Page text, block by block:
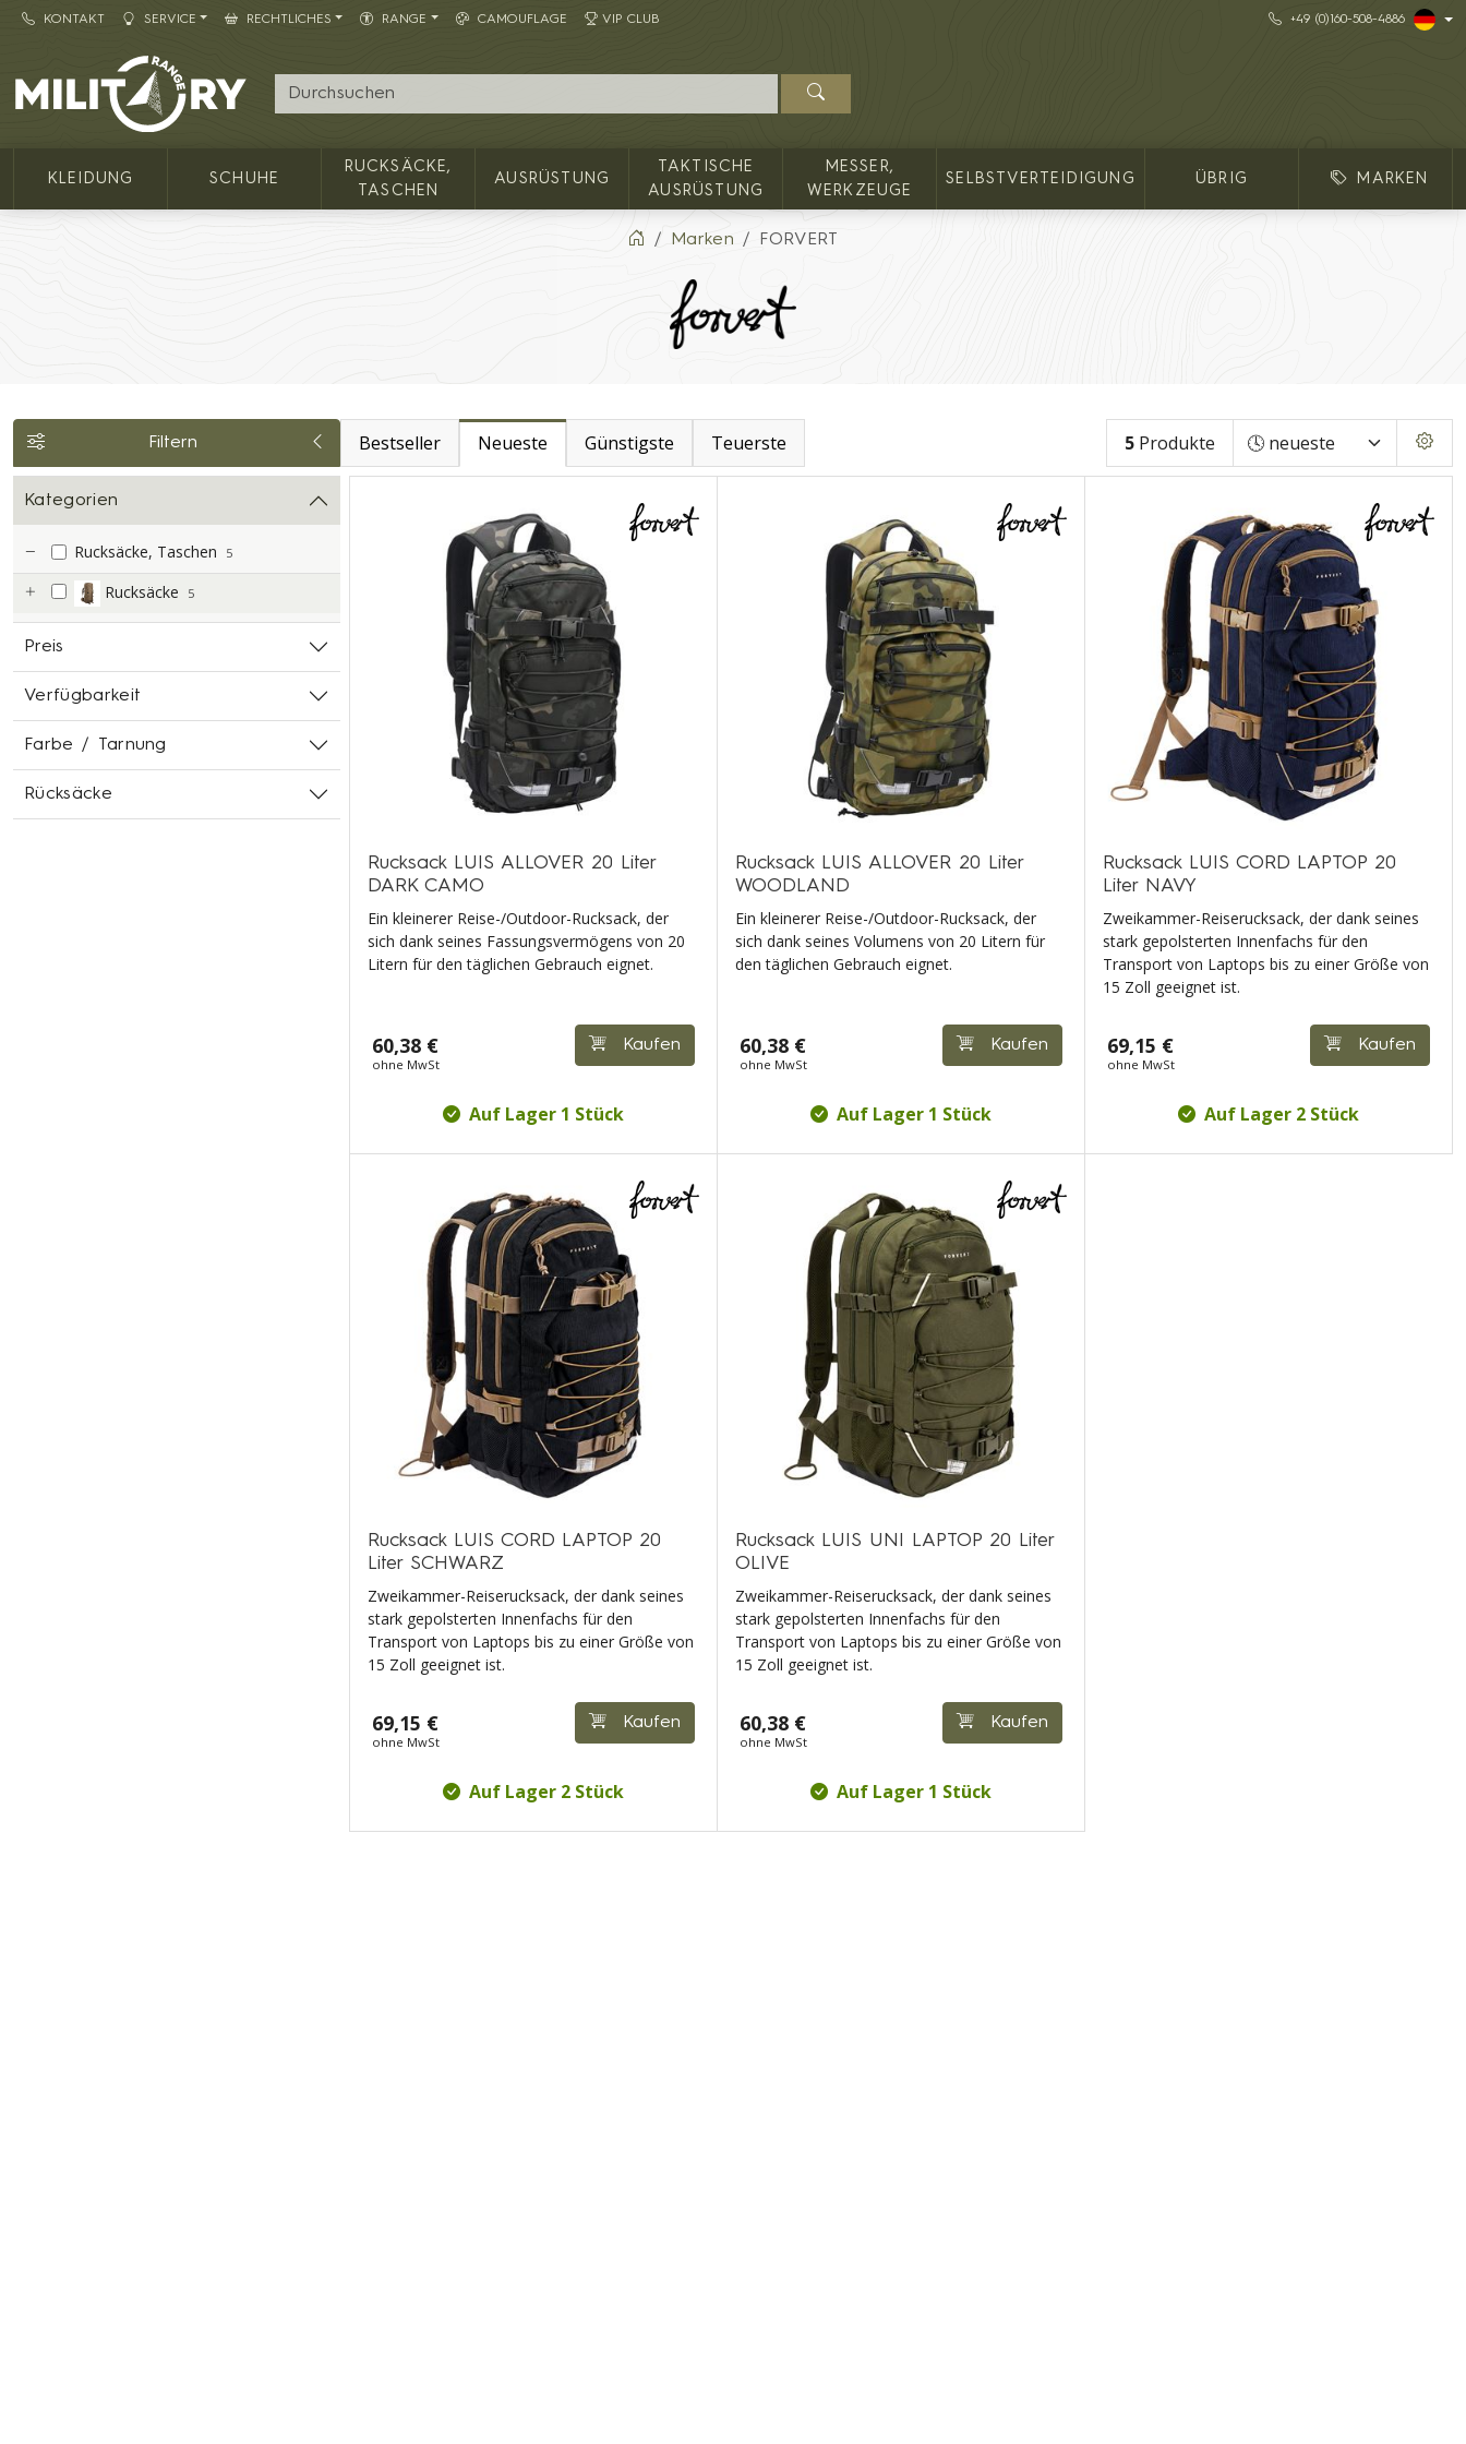
KONTAKT SERVICE RECHTLICHES RANGE CAMOUFLAGE VIP CLUB +49 (0)160-508-4886
Army shop MILITARY RANGE
KLEIDUNG SCHUHE
RUCKSÄCKE,
TASCHEN
AUSRÜSTUNG
TAKTISCHE
AUSRÜSTUNG
MESSER,
WERKZEUGE
SELBSTVERTEIDIGUNG ÜBRIG MARKEN
Marken FORVERT
Filtern Bestseller Neueste Günstigste Teuerste 5 Produkte
Kategorien
Rucksäcke, Taschen 5
Rucksäcke 5
Preis
Verfügbarkeit
Farbe / Tarnung
Rücksäcke
Rucksack LUIS ALLOVER 20 Liter
DARK CAMO
Ein kleinerer Reise-/Outdoor-Rucksack, der
sich dank seines Fassungsvermögens von 20
Litern für den täglichen Gebrauch eignet.
60,38 €
ohne MwSt
Kaufen
Auf Lager 1 Stück
Rucksack LUIS ALLOVER 20 Liter
WOODLAND
Ein kleinerer Reise-/Outdoor-Rucksack, der
sich dank seines Volumens von 20 Litern für
den täglichen Gebrauch eignet.
60,38 €
ohne MwSt
Kaufen
Auf Lager 1 Stück
Rucksack LUIS CORD LAPTOP 20
Liter NAVY
Zweikammer-Reiserucksack, der dank seines
stark gepolsterten Innenfachs für den
Transport von Laptops bis zu einer Größe von
15 Zoll geeignet ist.
69,15 €
ohne MwSt
Kaufen
Auf Lager 2 Stück
Rucksack LUIS CORD LAPTOP 20
Liter SCHWARZ
Zweikammer-Reiserucksack, der dank seines
stark gepolsterten Innenfachs für den
Transport von Laptops bis zu einer Größe von
15 Zoll geeignet ist.
69,15 €
ohne MwSt
Kaufen
Auf Lager 2 Stück
Rucksack LUIS UNI LAPTOP 20 Liter
OLIVE
Zweikammer-Reiserucksack, der dank seines
stark gepolsterten Innenfachs für den
Transport von Laptops bis zu einer Größe von
15 Zoll geeignet ist.
60,38 €
ohne MwSt
Kaufen
Auf Lager 1 Stück